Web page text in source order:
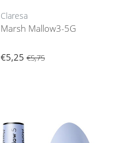
Claresa
Marsh Mallow3-5G
€5,25 €5,75